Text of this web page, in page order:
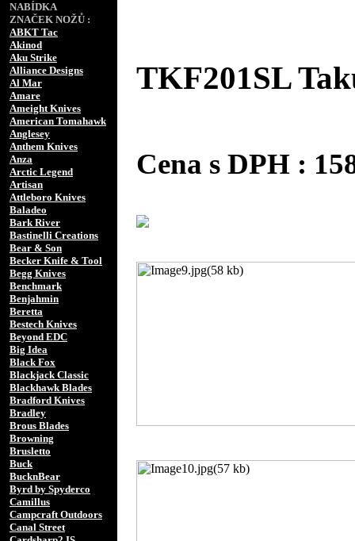
NABÍDKA
ZNAČEK NOŽŮ :
ABKT Tac
Akinod
Aku Strike
Alliance Designs
Al Mar
Amare
Ameight Knives
American Tomahawk
Anglesey
Anthem Knives
Anza
Arctic Legend
Artisan
Attleboro Knives
Baladeo
Bark River
Bastinelli Creations
Bear & Son
Becker Knife & Tool
Begg Knives
Benchmark
Benjahmin
Beretta
Bestech Knives
Beyond EDC
Big Idea
Black Fox
Blackjack Classic
Blackhawk Blades
Bradford Knives
Bradley
Brous Blades
Browning
Brusletto
Buck
BucknBear
Byrd by Spyderco
Camillus
Campcraft Outdoors
Canal Street
TKF201SL
Cena s DPH :